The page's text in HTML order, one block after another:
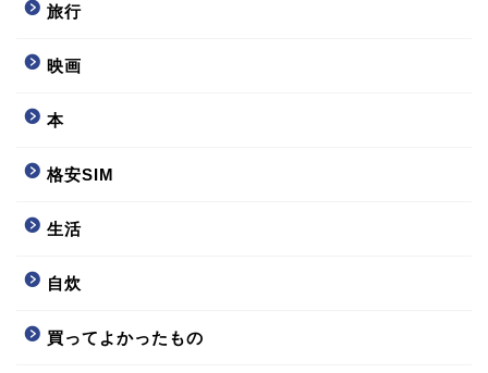
旅行
映画
本
格安SIM
生活
自炊
買ってよかったもの